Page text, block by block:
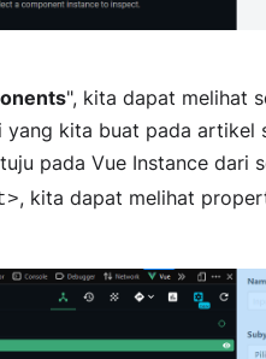
", kita dapat melihat
yang kita buat pada
pada Vue Instance dari
, kita dapat melihat